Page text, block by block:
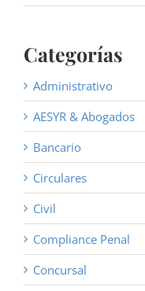
Categorías
Administrativo
AESYR & Abogados
Bancario
Circulares
Civil
Compliance Penal
Concursal